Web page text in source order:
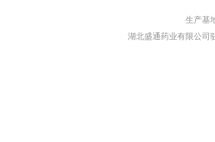
生产基
湖北盛通药业有限公司